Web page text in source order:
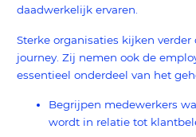
daadwerkelijk ervaren.
Sterke organisaties kijken
journey. Zij nemen ook de
essentieel onderdeel van het
Begrijpen medewerkers
wordt in relatie tot